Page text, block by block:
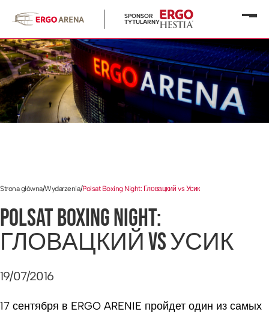
SPONSOR
TYTULARNY
Strona główna/Wydarzenia/Polsat Boxing Night: Гловацкий vs Усик
POLSAT BOXING NIGHT:
ГЛОВАЦКИЙ VS УСИК
19/07/2016
17 сентября в ERGO ARENIE пройдет один из самых